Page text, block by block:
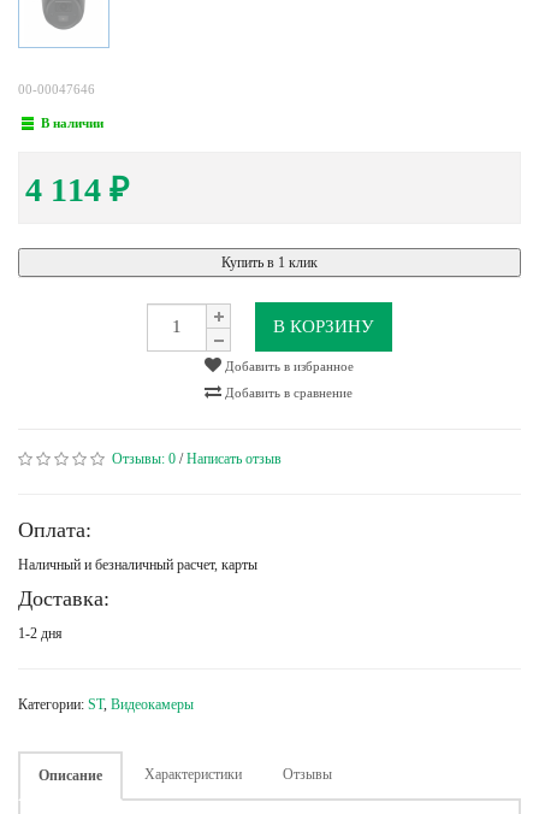
00-00047646
В наличии
4 114 ₽
Купить в 1 клик
В КОРЗИНУ
Добавить в избранное
Добавить в сравнение
Отзывы: 0 /Написать отзыв
Оплата:
Наличный и безналичный расчет, карты
Доставка:
1-2 дня
Категории: ST, Видеокамеры
Описание Характеристики Отзывы